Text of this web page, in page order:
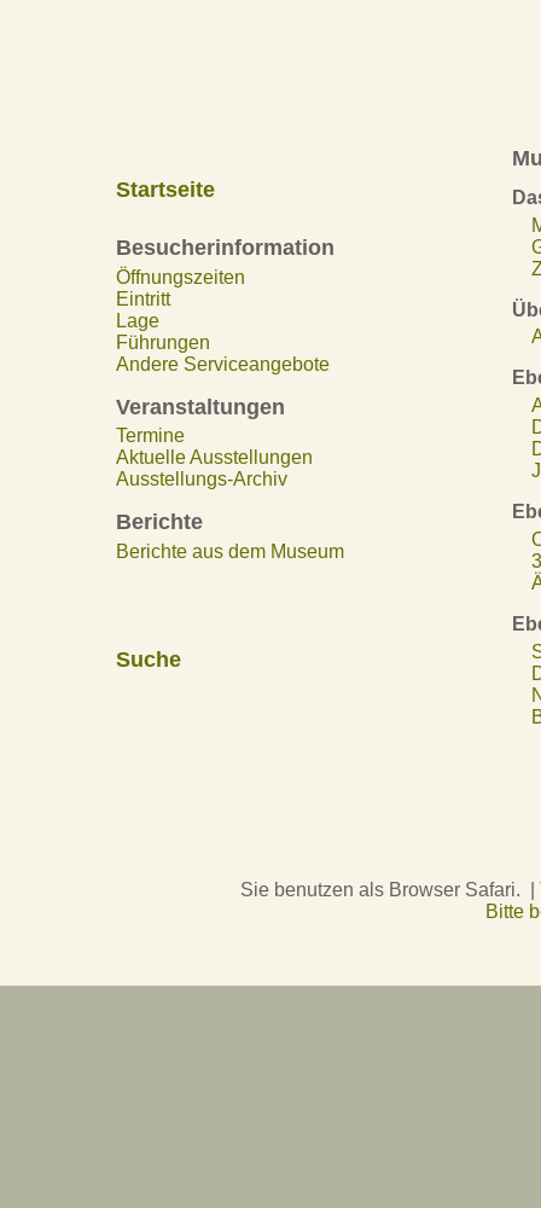
Startseite
Besucherinformation
Öffnungszeiten
Eintritt
Lage
Führungen
Andere Serviceangebote
Veranstaltungen
Termine
Aktuelle Ausstellungen
Ausstellungs-Archiv
Berichte
Berichte aus dem Museum
Suche
Sie benutzen als Browser Safari. |
Bitte